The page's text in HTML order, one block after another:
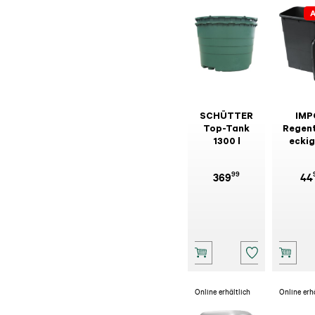
SCHÜTTER
Top-Tank
1300 l
36999 44
Online erhältlich Online